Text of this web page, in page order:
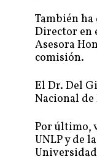
También
Director en
Asesora
comisión.
El Dr. Del
Nacional de
Por último,
UNLP y de
Universidad